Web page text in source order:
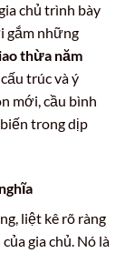
chủ trình bày
gắm những
thừa năm
trúc và ý
mới, cầu bình
trong dịp
liệt kê rõ ràng
gia chủ. Nó là